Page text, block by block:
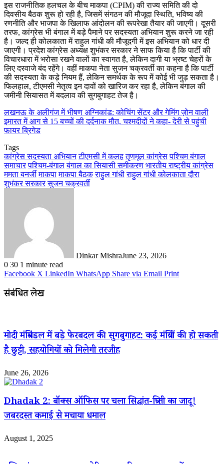
इस राजनीतिक हलचल के बीच माकपा (CPIM) की राज्य समिति की दो
दिवसीय बैठक शुरू हो रही है, जिसमें संगठन की मौजूदा स्थिति, भविष्य की
रणनीति और भाजपा के खिलाफ आंदोलन की रूपरेखा तैयार की जाएगी। दूसरी
तरफ, कांग्रेस भी बंगाल में बड़े पैमाने पर सदस्यता अभियान शुरू करने जा रही
है। जल्द ही कोलकाता में राहुल गांधी की मौजूदगी में इस अभियान को धार दी
जाएगी। प्रदेश कांग्रेस अध्यक्ष शुभंकर सरकार ने साफ किया है कि पार्टी की
विचारधारा में भरोसा रखने वालों का स्वागत है, लेकिन दागी या भ्रष्ट चेहरों के
लिए दरवाजे बंद रहेंगे। वहीं माकपा नेता सुजन चक्रवर्ती का कहना है कि पार्टी
की सदस्यता के कड़े नियम हैं, लेकिन समर्थक के रूप में कोई भी जुड़ सकता है।
फिलहाल, टीएमसी नेतृत्व इन दावों को खारिज कर रहा है, लेकिन बंगाल की
जमीनी सियासत में बदलाव की सुगबुगाहट तेज है।
लखनऊ के अलीगंज में भीषण अग्निकांड: कोचिंग सेंटर और गेमिंग ज़ोन वाली
इमारत में आग से 15 बच्चों की दर्दनाक मौत, चश्मदीदों ने कहा- देरी से पहुंची
फायर ब्रिगेड
Tags
कांग्रेस सदस्यता अभियान टीएमसी में कलह तृणमूल कांग्रेस पश्चिम बंगाल
समाचार पश्चिम-बंगाल बंगाल का सियासी समीकरण भारतीय राष्ट्रीय कांग्रेस
ममता बनर्जी माकपा माकपा बैठक राहुल गांधी राहुल गांधी कोलकाता दौरा
शुभंकर सरकार सुजन चक्रवर्ती
Dinkar MishraJune 23, 2026
0 30 1 minute read
Facebook X LinkedIn WhatsApp Share via Email Print
संबंधित लेख
मोदी मंत्रिमंडल में बड़े फेरबदल की सुगबुगाहट: कई मंत्रियों की हो सकती
है छुट्टी, सहयोगियों को मिलेगी तरजीह
June 26, 2026
Dhadak 2: बॉक्स ऑफिस पर चला सिद्धांत-त्रिप्ती का जादू!
जबरदस्त कमाई से मचाया धमाल
August 1, 2025